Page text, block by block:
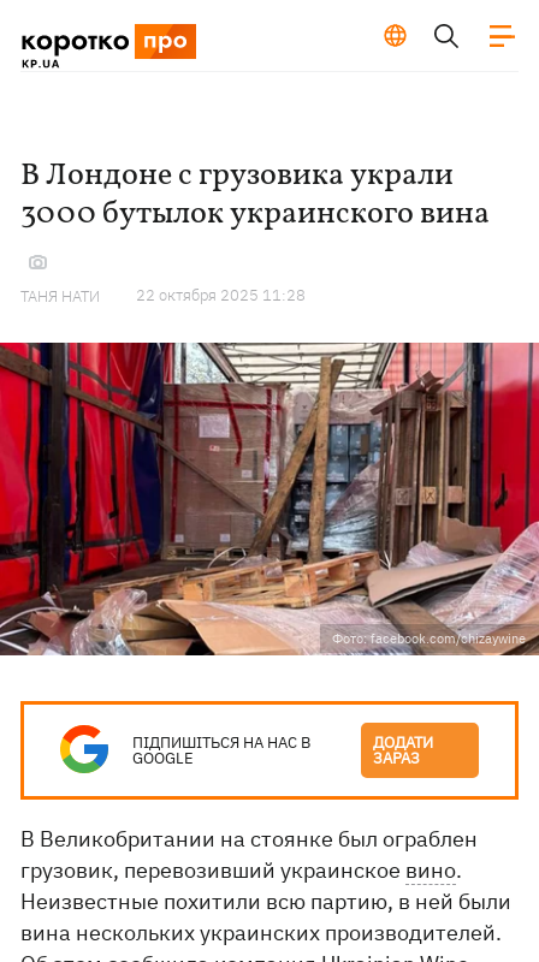
В Лондоне с грузовика украли
3000 бутылок украинского вина
ТАНЯ НАТИ 22 октября 2025 11:28
Фото: facebook.com/chizaywine
ПІДПИШІТЬСЯ НА НАС В
GOOGLE
ДОДАТИ
ЗАРАЗ
В Великобритании на стоянке был ограблен
грузовик, перевозивший украинское вино.
Неизвестные похитили всю партию, в ней были
вина нескольких украинских производителей.